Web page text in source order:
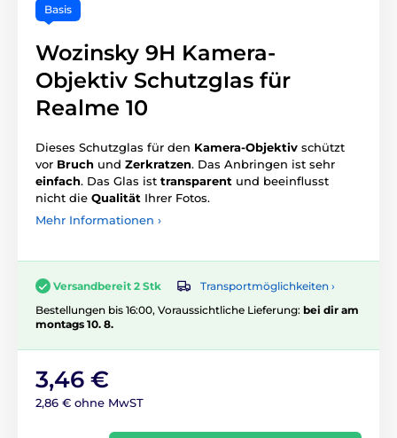
Basis
Wozinsky 9H Kamera-
Objektiv Schutzglas für
Realme 10
Dieses Schutzglas für den Kamera-Objektiv schützt
vor Bruch und Zerkratzen. Das Anbringen ist sehr
einfach. Das Glas ist transparent und beeinflusst
nicht die Qualität Ihrer Fotos.
Mehr Informationen ›
Versandbereit 2 Stk
Transportmöglichkeiten ›
Bestellungen bis 16:00, Voraussichtliche Lieferung: bei dir am
montags 10. 8.
3,46 €
2,86 € ohne MwST